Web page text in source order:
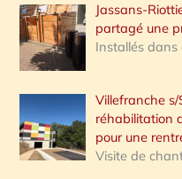
Jassans-
partagé une
Installés
Villefranche
réhabilitation
pour une
Visite de